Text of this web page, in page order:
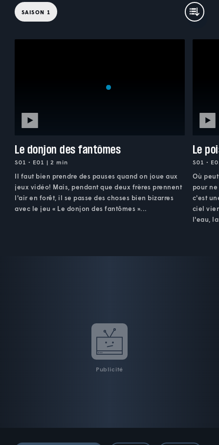
SAISON 1
Le donjon des fantômes
S01 • E01 | 2 min
Il faut bien prendre des pauses quand on joue aux
jeux vidéo! Mais, pendant que deux frères prennent
l'air en forêt, il se passe des choses bien bizarres
avec le jeu « Le donjon des fantômes »...
Le
S01 •
Où
pour
c'est
ciel
l'eau,
Publicité